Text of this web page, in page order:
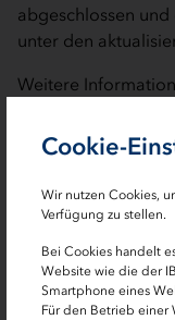
Cookie-
Wir nutzen Cookies,
Verfügung zu stellen.
Bei Cookies handelt
Website wie die der
Smartphone eines
Für den Betrieb einer
abgeschlossen
unter den
Weitere